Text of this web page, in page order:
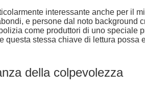
interessante anche per il
e persone dal noto background
come produttori di uno speciale
questa stessa chiave di lettura
della colpevolezza